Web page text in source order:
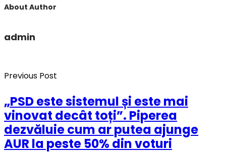
About Author
admin
Previous Post
„PSD este sistemul și este mai
vinovat decât toți”. Piperea
dezvăluie cum ar putea ajunge
AUR la peste 50% din voturi